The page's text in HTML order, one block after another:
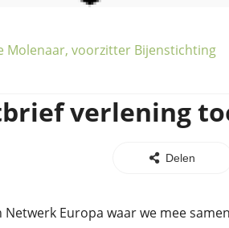
Molenaar, voorzitter Bijenstichting
verlening
Delen
Netwerk Europa waar we mee